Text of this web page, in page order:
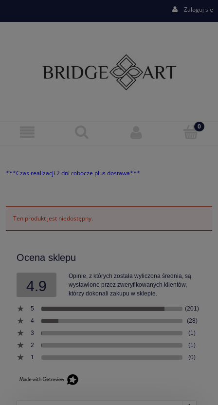
Zaloguj się
***Czas realizacji 2 dni robocze plus dostawa***
Ten produkt jest niedostępny.
Ocena sklepu
4.9
Opinie, z których została wyliczona średnia, są
wystawione przez zweryfikowanych klientów,
którzy dokonali zakupu w sklepie.
5
(201)
4
(28)
3
(1)
2
(1)
1
(0)